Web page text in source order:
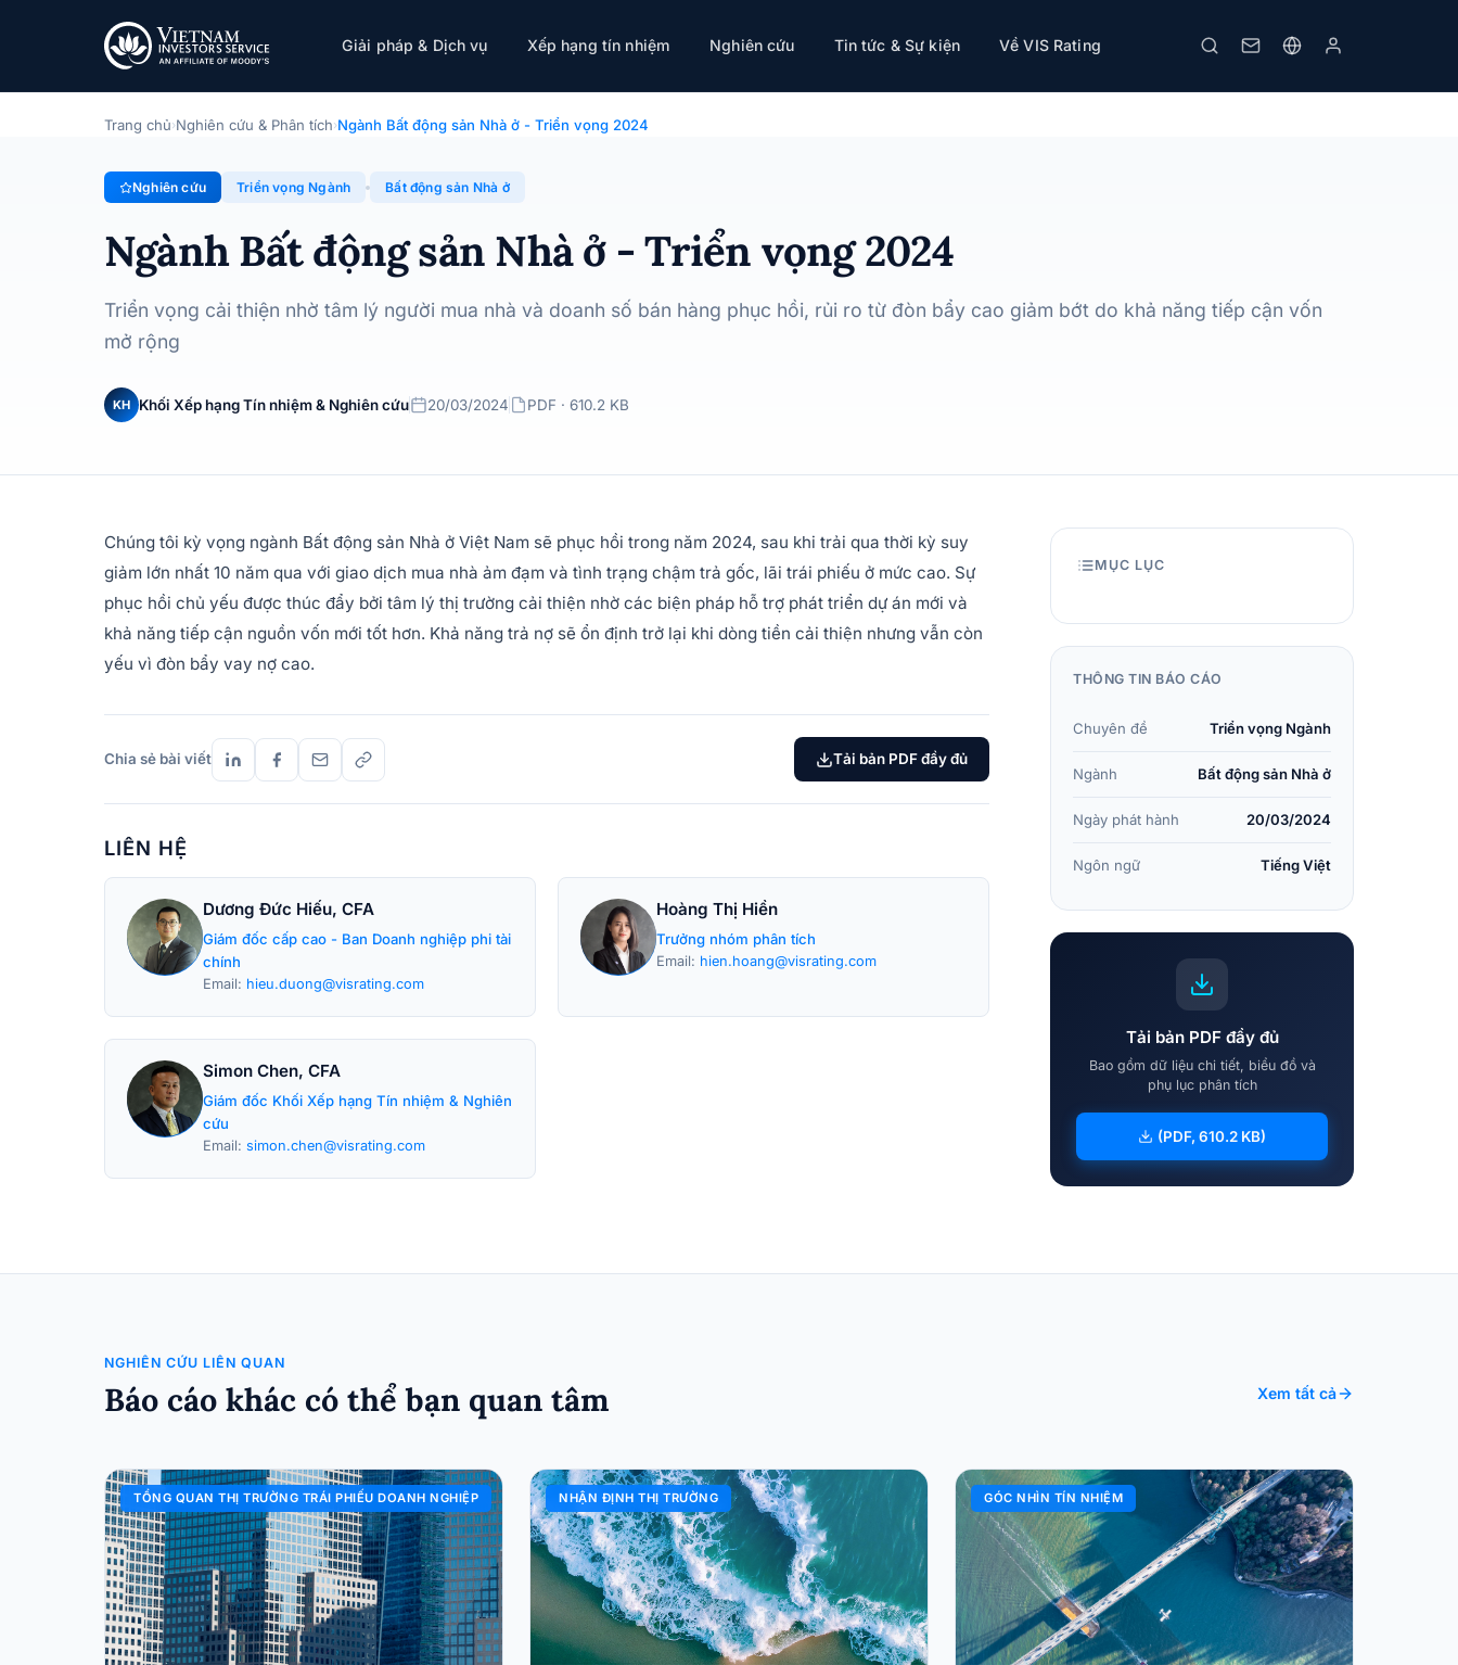
Giải pháp & Dịch vụ Xếp hạng tín nhiệm Nghiên cứu Tin tức & Sự kiện Về VIS Rating
Ngành Bất động sản Nhà ở - Triển vọng 2024
Chuyên đề · Triển vọng Ngành · 20/03/2024
In Tải PDF
Trang chủ›Nghiên cứu & Phân tích›Ngành Bất động sản Nhà ở - Triển vọng 2024
Nghiên cứu Triển vọng Ngành Bất động sản Nhà ở
Ngành Bất động sản Nhà ở - Triển vọng 2024
Triển vọng cải thiện nhờ tâm lý người mua nhà và doanh số bán hàng phục hồi, rủi ro từ đòn bẩy cao giảm bớt do khả năng tiếp cận vốn
mở rộng
KH Khối Xếp hạng Tín nhiệm & Nghiên cứu 20/03/2024 PDF · 610.2 KB
Chúng tôi kỳ vọng ngành Bất động sản Nhà ở Việt Nam sẽ phục hồi trong năm 2024, sau khi trải qua thời kỳ suy
giảm lớn nhất 10 năm qua với giao dịch mua nhà ảm đạm và tình trạng chậm trả gốc, lãi trái phiếu ở mức cao. Sự
phục hồi chủ yếu được thúc đẩy bởi tâm lý thị trường cải thiện nhờ các biện pháp hỗ trợ phát triển dự án mới và
khả năng tiếp cận nguồn vốn mới tốt hơn. Khả năng trả nợ sẽ ổn định trở lại khi dòng tiền cải thiện nhưng vẫn còn
yếu vì đòn bẩy vay nợ cao.
Chia sẻ bài viết Tải bản PDF đầy đủ
LIÊN HỆ
Dương Đức Hiếu, CFA
Giám đốc cấp cao - Ban Doanh nghiệp phi tài
chính
Email: hieu.duong@visrating.com
Hoàng Thị Hiền
Trưởng nhóm phân tích
Email: hien.hoang@visrating.com
Simon Chen, CFA
Giám đốc Khối Xếp hạng Tín nhiệm & Nghiên
cứu
Email: simon.chen@visrating.com
MỤC LỤC
THÔNG TIN BÁO CÁO
Chuyên đề Triển vọng Ngành
Ngành Bất động sản Nhà ở
Ngày phát hành 20/03/2024
Ngôn ngữ Tiếng Việt
Tải bản PDF đầy đủ
Bao gồm dữ liệu chi tiết, biểu đồ và
phụ lục phân tích
(PDF, 610.2 KB)
NGHIÊN CỨU LIÊN QUAN
Báo cáo khác có thể bạn quan tâm Xem tất cả
TỔNG QUAN THỊ TRƯỜNG TRÁI PHIẾU DOANH NGHIỆP NHẬN ĐỊNH THỊ TRƯỜNG GÓC NHÌN TÍN NHIỆM